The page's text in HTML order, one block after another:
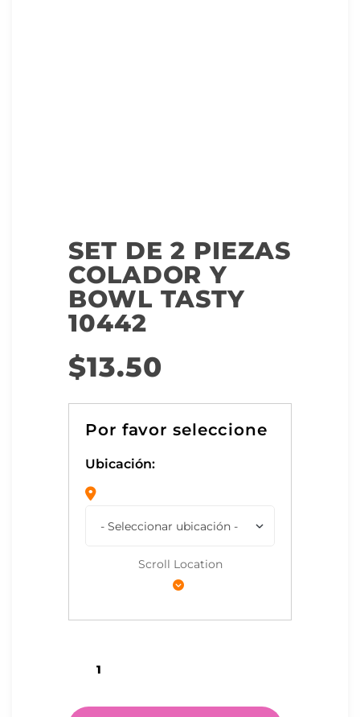
SET DE 2 PIEZAS
COLADOR Y
BOWL TASTY
10442
$13.50
Ubicación:
Scroll Location